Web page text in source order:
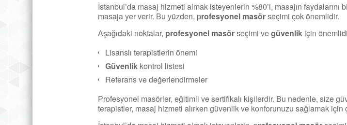
İstanbul’da masaj hizmeti almak isteyenlerin %80’i, masajın
masaja yer verir. Bu yüzden, profesyonel masörseçimi çok önemlidir.
Aşağıdaki noktalar, profesyonel masörseçimi vegüvenlik için
Lisanslı terapistlerin önemi
Güvenlik kontrol listesi
Referans ve değerlendirmeler
Profesyonel masörler, eğitimli ve sertifikalı kişilerdir. Bu nedenle, size
terapistler, masaj hizmeti alırken güvenlik ve konforunuzu sağlamak için